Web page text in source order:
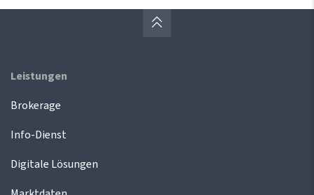
Leistungen
Brokerage
Info-Dienst
Digitale Lösungen